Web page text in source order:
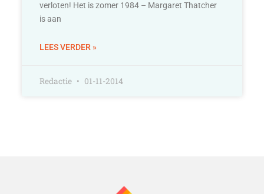
verloten! Het is zomer 1984 – Margaret Thatcher
is aan
LEES VERDER »
Redactie 01-11-2014